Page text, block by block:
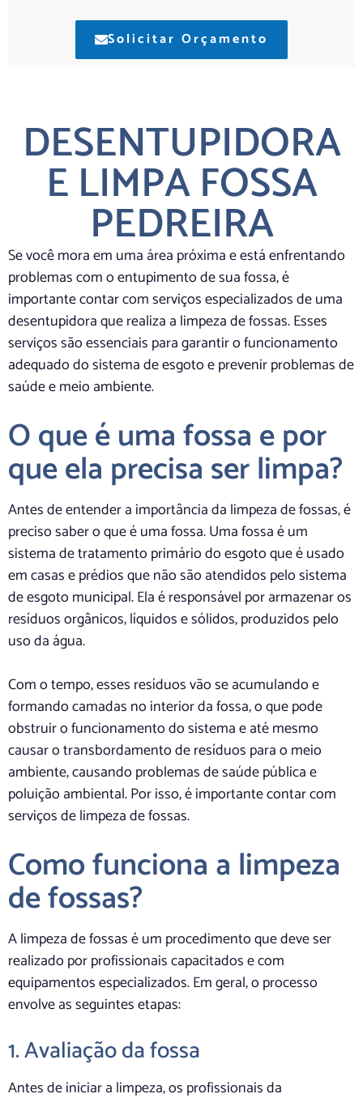
Solicitar Orçamento
DESENTUPIDORA
E LIMPA FOSSA
PEDREIRA
Se você mora em uma área próxima e está enfrentando
problemas com o entupimento de sua fossa, é
importante contar com serviços especializados de uma
desentupidora que realiza a limpeza de fossas. Esses
serviços são essenciais para garantir o funcionamento
adequado do sistema de esgoto e prevenir problemas de
saúde e meio ambiente.
O que é uma fossa e por
que ela precisa ser limpa?
Antes de entender a importância da limpeza de fossas, é
preciso saber o que é uma fossa. Uma fossa é um
sistema de tratamento primário do esgoto que é usado
em casas e prédios que não são atendidos pelo sistema
de esgoto municipal. Ela é responsável por armazenar os
resíduos orgânicos, líquidos e sólidos, produzidos pelo
uso da água.
Com o tempo, esses resíduos vão se acumulando e
formando camadas no interior da fossa, o que pode
obstruir o funcionamento do sistema e até mesmo
causar o transbordamento de resíduos para o meio
ambiente, causando problemas de saúde pública e
poluição ambiental. Por isso, é importante contar com
serviços de limpeza de fossas.
Como funciona a limpeza
de fossas?
A limpeza de fossas é um procedimento que deve ser
realizado por profissionais capacitados e com
equipamentos especializados. Em geral, o processo
envolve as seguintes etapas:
1. Avaliação da fossa
Antes de iniciar a limpeza, os profissionais da